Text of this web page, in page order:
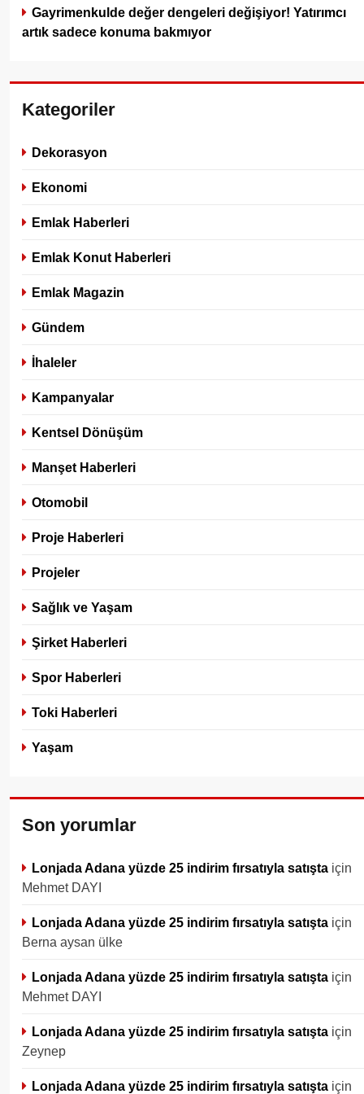
Gayrimenkulde değer dengeleri değişiyor! Yatırımcı
artık sadece konuma bakmıyor
Kategoriler
Dekorasyon
Ekonomi
Emlak Haberleri
Emlak Konut Haberleri
Emlak Magazin
Gündem
İhaleler
Kampanyalar
Kentsel Dönüşüm
Manşet Haberleri
Otomobil
Proje Haberleri
Projeler
Sağlık ve Yaşam
Şirket Haberleri
Spor Haberleri
Toki Haberleri
Yaşam
Son yorumlar
Lonjada Adana yüzde 25 indirim fırsatıyla satışta için
Mehmet DAYI
Lonjada Adana yüzde 25 indirim fırsatıyla satışta için
Berna aysan ülke
Lonjada Adana yüzde 25 indirim fırsatıyla satışta için
Mehmet DAYI
Lonjada Adana yüzde 25 indirim fırsatıyla satışta için
Zeynep
Lonjada Adana yüzde 25 indirim fırsatıyla satışta için